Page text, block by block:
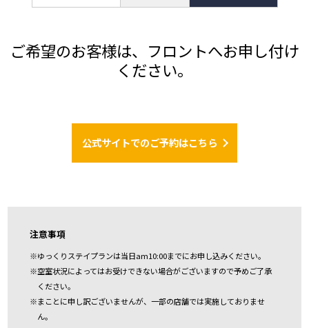
ご希望のお客様は、フロントへお申し付け
ください。
公式サイトでのご予約はこちら
注意事項
※ゆっくりステイプランは当日am10:00までにお申し込みください。
※空室状況によってはお受けできない場合がございますので予めご了承
ください。
※まことに申し訳ございませんが、一部の店舗では実施しておりませ
ん。